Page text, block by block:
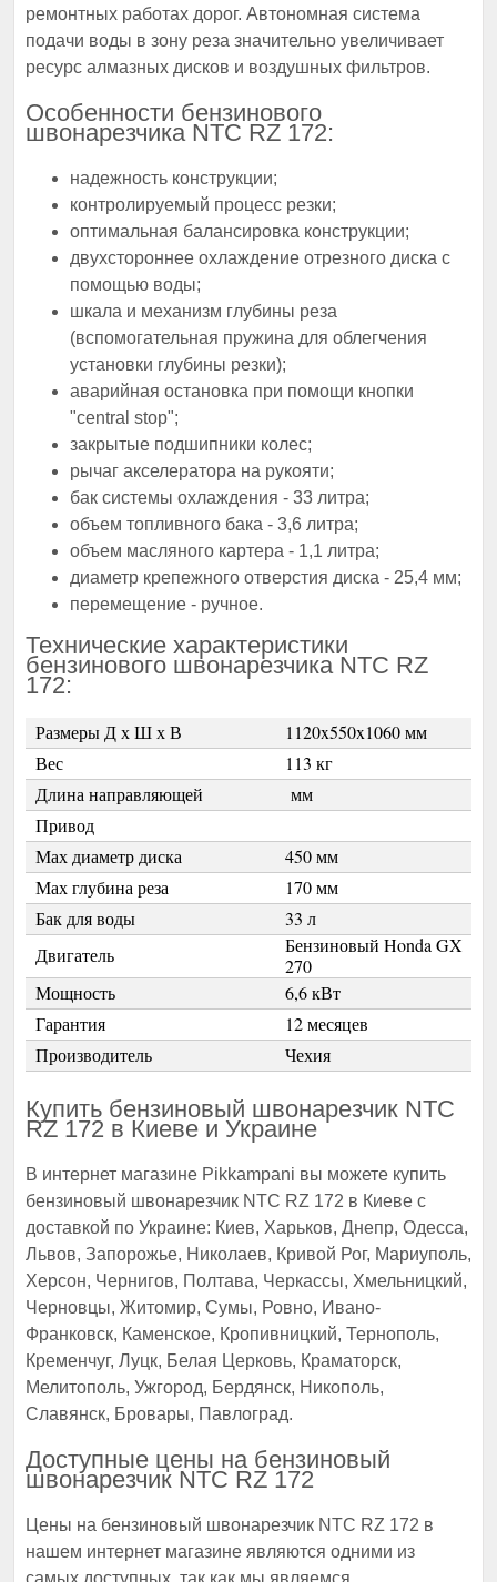
ремонтных работах дорог. Автономная система
подачи воды в зону реза значительно увеличивает
ресурс алмазных дисков и воздушных фильтров.
Особенности бензинового
швонарезчика NTC RZ 172:
надежность конструкции;
контролируемый процесс резки;
оптимальная балансировка конструкции;
двухстороннее охлаждение отрезного диска с
помощью воды;
шкала и механизм глубины реза
(вспомогательная пружина для облегчения
установки глубины резки);
аварийная остановка при помощи кнопки
"central stop";
закрытые подшипники колес;
рычаг акселератора на рукояти;
бак системы охлаждения - 33 литра;
объем топливного бака - 3,6 литра;
объем масляного картера - 1,1 литра;
диаметр крепежного отверстия диска - 25,4 мм;
перемещение - ручное.
Технические характеристики
бензинового швонарезчика NTC RZ
172:
Размеры Д х Ш х В
1120x550x1060 мм
Вес
113 кг
Длина направляющей
мм
Привод
Мах диаметр диска
450 мм
Мах глубина реза
170 мм
Бак для воды
33 л
Двигатель
Бензиновый Honda GX
270
Мощность
6,6 кВт
Гарантия
12 месяцев
Производитель
Чехия
Купить бензиновый швонарезчик NTC
RZ 172 в Киеве и Украине
В интернет магазине Pikkampani вы можете купить
бензиновый швонарезчик NTC RZ 172 в Киеве с
доставкой по Украине: Киев, Харьков, Днепр, Одесса,
Львов, Запорожье, Николаев, Кривой Рог, Мариуполь,
Херсон, Чернигов, Полтава, Черкассы, Хмельницкий,
Черновцы, Житомир, Сумы, Ровно, Ивано-
Франковск, Каменское, Кропивницкий, Тернополь,
Кременчуг, Луцк, Белая Церковь, Краматорск,
Мелитополь, Ужгород, Бердянск, Никополь,
Славянск, Бровары, Павлоград.
Доступные цены на бензиновый
швонарезчик NTC RZ 172
Цены на бензиновый швонарезчик NTC RZ 172 в
нашем интернет магазине являются одними из
самых доступных, так как мы являемся